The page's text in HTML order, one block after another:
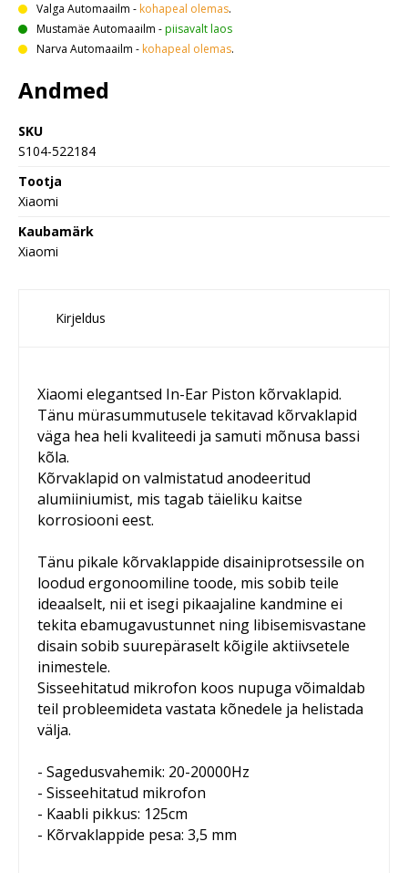
Valga Automaailm - kohapeal olemas.
Mustamäe Automaailm -piisavalt laos
Narva Automaailm - kohapeal olemas.
Andmed
SKU
S104-522184
Tootja
Xiaomi
Kaubamärk
Xiaomi
Kirjeldus
Xiaomi elegantsed In-Ear Piston kõrvaklapid.
Tänu mürasummutusele tekitavad kõrvaklapid
väga hea heli kvaliteedi ja samuti mõnusa bassi
kõla.
Kõrvaklapid on valmistatud anodeeritud
alumiiniumist, mis tagab täieliku kaitse
korrosiooni eest.
Tänu pikale kõrvaklappide disainiprotsessile on
loodud ergonoomiline toode, mis sobib teile
ideaalselt, nii et isegi pikaajaline kandmine ei
tekita ebamugavustunnet ning libisemisvastane
disain sobib suurepäraselt kõigile aktiivsetele
inimestele.
Sisseehitatud mikrofon koos nupuga võimaldab
teil probleemideta vastata kõnedele ja helistada
välja.
- Sagedusvahemik: 20-20000Hz
- Sisseehitatud mikrofon
- Kaabli pikkus: 125cm
- Kõrvaklappide pesa: 3,5 mm